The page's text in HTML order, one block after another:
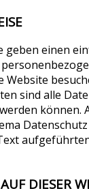
geben einen
Website
sind alle
können.
DIESER